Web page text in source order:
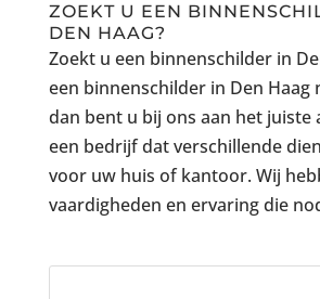
ZOEKT U EEN
DEN HAAG?
Zoekt u een binnenschilder in
een binnenschilder in Den Haag
dan bent u bij ons aan het juiste
een bedrijf dat verschillende
voor uw huis of kantoor. Wij
vaardigheden en ervaring die